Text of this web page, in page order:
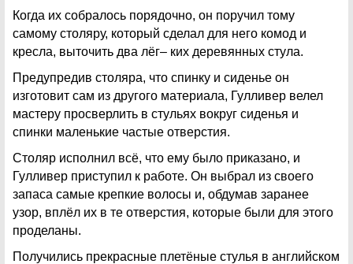
Когда их собралось порядочно, он поручил тому
самому столяру, который сделал для него комод и
кресла, выточить два лёг– ких деревянных стула.
Предупредив столяра, что спинку и сиденье он
изготовит сам из другого материала, Гулливер велел
мастеру просверлить в стульях вокруг сиденья и
спинки маленькие частые отверстия.
Столяр исполнил всё, что ему было приказано, и
Гулливер приступил к работе. Он выбрал из своего
запаса самые крепкие волосы и, обдумав заранее
узор, вплёл их в те отверстия, которые были для этого
проделаны.
Получились прекрасные плетёные стулья в английском